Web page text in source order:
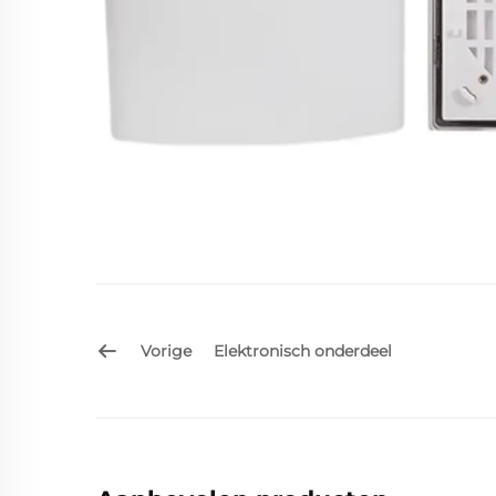
Vorige Elektronisch onderdeel